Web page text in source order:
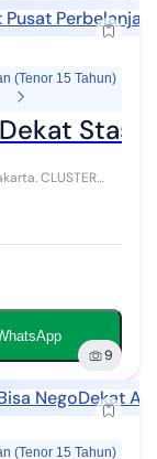
Pusat
(Tenor 15 Tahun)
9
NegoDekat
(Tenor 15 Tahun)